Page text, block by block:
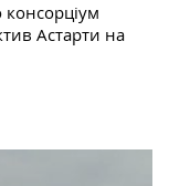
Астарти на